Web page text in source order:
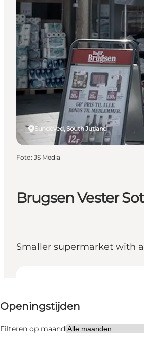
Brugsen Vester
Smaller supermarket with
Openingstijden
Filteren op maand
Website bezoeken
Friends, My partner, Myself
Sundeved, South Jutland
Foto: JS Media